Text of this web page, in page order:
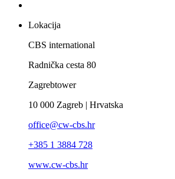
Lokacija
CBS international
Radnička cesta 80
Zagrebtower
10 000 Zagreb | Hrvatska
office@cw-cbs.hr
+385 1 3884 728
www.cw-cbs.hr